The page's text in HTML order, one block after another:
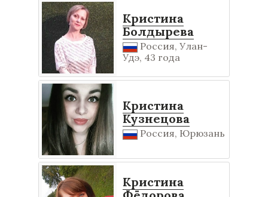
Кристина
Болдырева
Россия, Улан-
Удэ, 43 года
Кристина
Кузнецова
Россия, Юрюзань
Кристина